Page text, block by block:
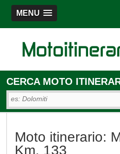
MENU
CERCA MOTO
Moto itinerario:
Km. 133